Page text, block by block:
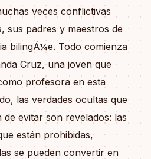
veces conflictivas
sus padres y maestros de
bilingÁ¼e. Todo comienza
Cruz, una joven que
profesora en esta
las verdades ocultas que
evitar son revelados: las
están prohibidas,
se pueden convertir en